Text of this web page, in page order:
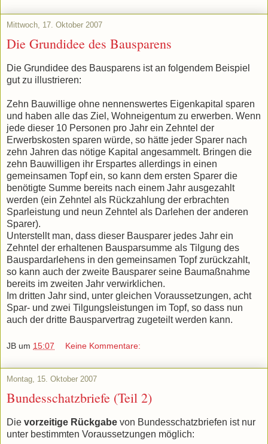
Mittwoch, 17. Oktober 2007
Die Grundidee des Bausparens
Die Grundidee des Bausparens ist an folgendem Beispiel
gut zu illustrieren:
Zehn Bauwillige ohne nennenswertes Eigenkapital sparen
und haben alle das Ziel, Wohneigentum zu erwerben. Wenn
jede dieser 10 Personen pro Jahr ein Zehntel der
Erwerbskosten sparen würde, so hätte jeder Sparer nach
zehn Jahren das nötige Kapital angesammelt. Bringen die
zehn Bauwilligen ihr Erspartes allerdings in einen
gemeinsamen Topf ein, so kann dem ersten Sparer die
benötigte Summe bereits nach einem Jahr ausgezahlt
werden (ein Zehntel als Rückzahlung der erbrachten
Sparleistung und neun Zehntel als Darlehen der anderen
Sparer).
Unterstellt man, dass dieser Bausparer jedes Jahr ein
Zehntel der erhaltenen Bausparsumme als Tilgung des
Bauspardarlehens in den gemeinsamen Topf zurückzahlt,
so kann auch der zweite Bausparer seine Baumaßnahme
bereits im zweiten Jahr verwirklichen.
Im dritten Jahr sind, unter gleichen Voraussetzungen, acht
Spar- und zwei Tilgungsleistungen im Topf, so dass nun
auch der dritte Bausparvertrag zugeteilt werden kann.
JB um 15:07 Keine Kommentare:
Montag, 15. Oktober 2007
Bundesschatzbriefe (Teil 2)
Die vorzeitige Rückgabe von Bundesschatzbriefen ist nur
unter bestimmten Voraussetzungen möglich: